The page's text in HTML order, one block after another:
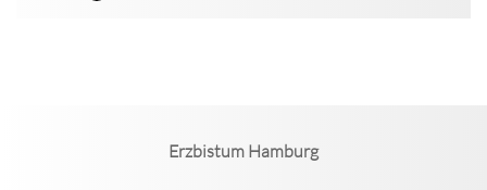
Erzbistum Hamburg